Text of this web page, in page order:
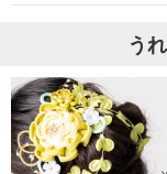
う